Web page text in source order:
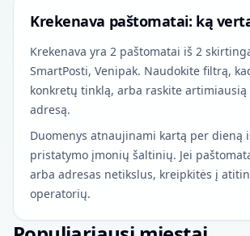
Krekenava paštomatai: ką
Krekenava yra 2 paštomatai iš 2
SmartPosti, Venipak. Naudokite filtrą,
konkretų tinklą, arba raskite artimiausią
adresą.
Duomenys atnaujinami kartą per dieną
pristatymo įmonių šaltinių. Jei
arba adresas netikslus, kreipkitės į
operatorių.